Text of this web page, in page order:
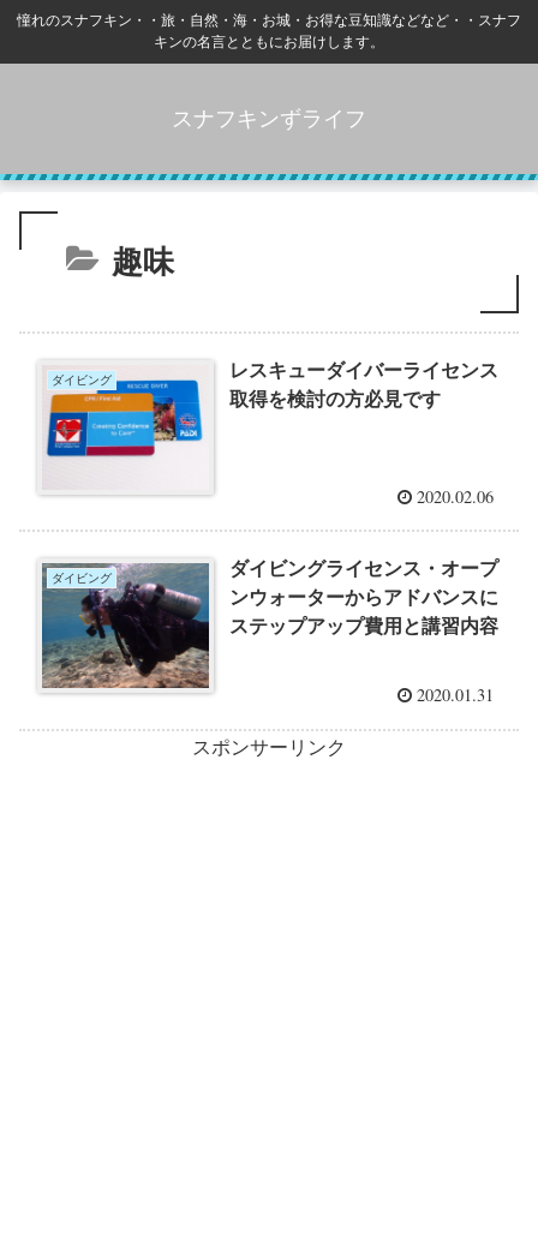
憧れのスナフキン・・旅・自然・海・お城・お得な豆知識などなど・・スナフ
キンの名言とともにお届けします。
スナフキンずライフ
趣味
ダイビング
レスキューダイバーライセンス
取得を検討の方必見です
2020.02.06
ダイビング
ダイビングライセンス・オープ
ンウォーターからアドバンスに
ステップアップ費用と講習内容
2020.01.31
スポンサーリンク